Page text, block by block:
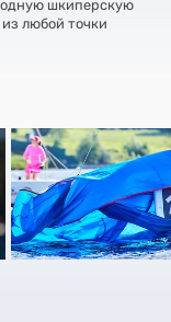
шкиперскую
любой точки